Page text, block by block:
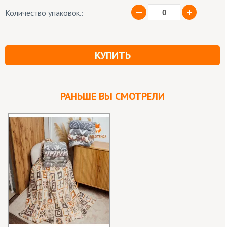
Количество упаковок.:
КУПИТЬ
РАНЬШЕ ВЫ СМОТРЕЛИ